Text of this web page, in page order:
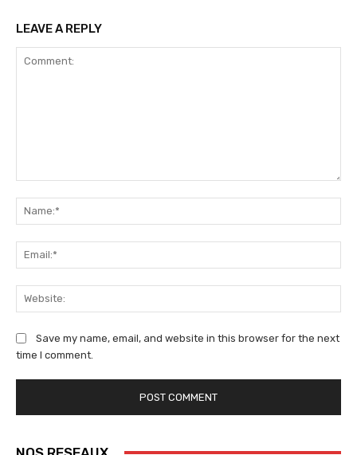
LEAVE A REPLY
Save my name, email, and website in this browser for the next
time I comment.